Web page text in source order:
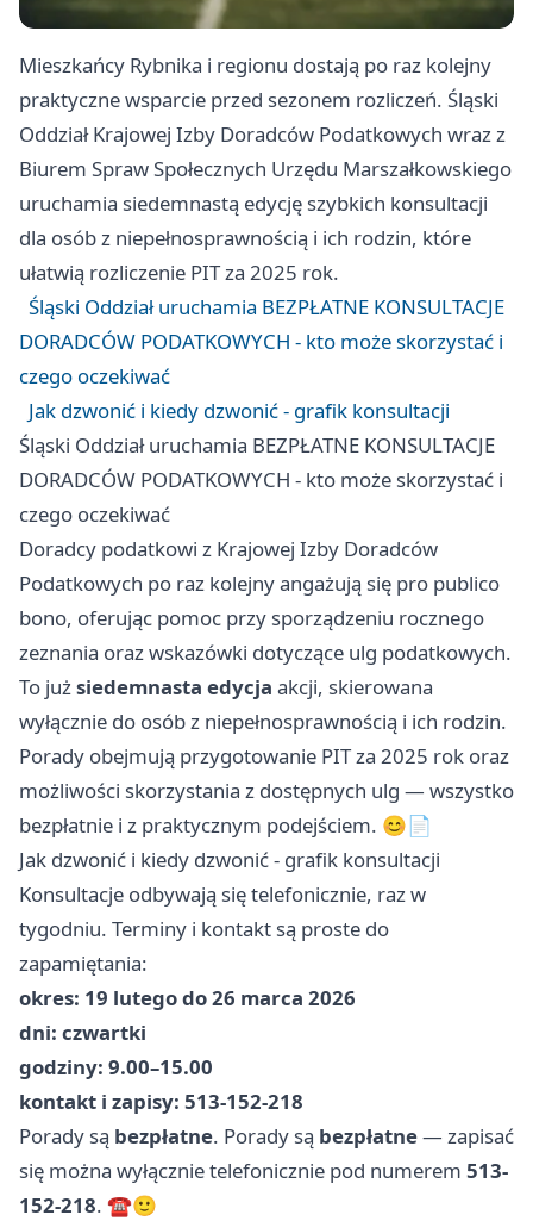
Mieszkańcy Rybnika i regionu dostają po raz kolejny
praktyczne wsparcie przed sezonem rozliczeń. Śląski
Oddział Krajowej Izby Doradców Podatkowych wraz z
Biurem Spraw Społecznych Urzędu Marszałkowskiego
uruchamia siedemnastą edycję szybkich konsultacji
dla osób z niepełnosprawnością i ich rodzin, które
ułatwią rozliczenie PIT za 2025 rok.
Śląski Oddział uruchamia BEZPŁATNE KONSULTACJE
DORADCÓW PODATKOWYCH - kto może skorzystać i
czego oczekiwać
Jak dzwonić i kiedy dzwonić - grafik konsultacji
Śląski Oddział uruchamia BEZPŁATNE KONSULTACJE
DORADCÓW PODATKOWYCH - kto może skorzystać i
czego oczekiwać
Doradcy podatkowi z Krajowej Izby Doradców
Podatkowych po raz kolejny angażują się pro publico
bono, oferując pomoc przy sporządzeniu rocznego
zeznania oraz wskazówki dotyczące ulg podatkowych.
To jużsiedemnasta edycja akcji, skierowana
wyłącznie do osób z niepełnosprawnością i ich rodzin.
Porady obejmują przygotowanie PIT za 2025 rok oraz
możliwości skorzystania z dostępnych ulg — wszystko
bezpłatnie i z praktycznym podejściem. 😊📄
Jak dzwonić i kiedy dzwonić - grafik konsultacji
Konsultacje odbywają się telefonicznie, raz w
tygodniu. Terminy i kontakt są proste do
zapamiętania:
okres: 19 lutego do 26 marca 2026
dni: czwartki
godziny: 9.00–15.00
kontakt i zapisy: 513-152-218
Porady są bezpłatne. Porady są bezpłatne— zapisać
się można wyłącznie telefonicznie pod numerem 513-
152-218. ☎️🙂